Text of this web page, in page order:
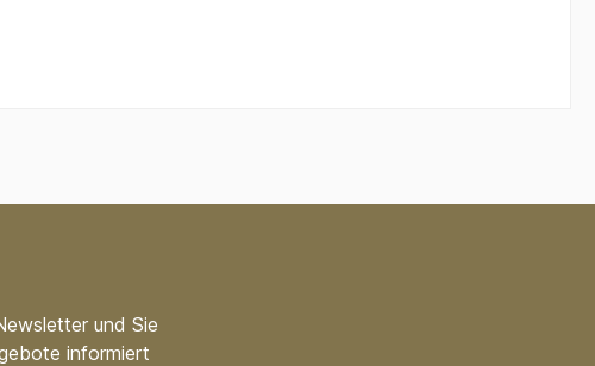
und Sie
informiert